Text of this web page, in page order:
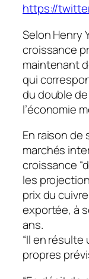
https://
Selon Henry
croissance
maintenant
qui
du double
l’économie
En raison de
marchés
croissance
les
prix du
exportée, à
ans.
“Il en
propres